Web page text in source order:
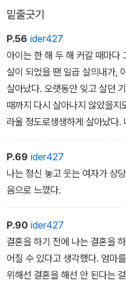
밑줄긋기
P.56 ider427
아이는 한 해 두 해 커갈 때마다
살이 되었을 땐 일곱 살의내가,
살아났다. 오랫동안 잊고 살던
때까지 다시 살아나지 않았을
라울 정도로생생하게 살아났다.
혼 생활을 보았고 엄마가 나에
아이는 때때로 내 지난 시간을
졌다. 나는 내 안에서 들끓는 욕
가 묻어둔 기억들이 아이에게 이
형성해온 것들을 완전히 떼어두
를 깨달을 때마다 벌을 받는 것 같
P.69 ider427
나는 정신 놓고 웃는 여자가 상
음으로 느꼈다.
P.90 ider427
결혼을 하기 전에 나는 결혼을
어질 수 있다고 생각했다. 엄마
위해선 결혼을 해선 안 된다는